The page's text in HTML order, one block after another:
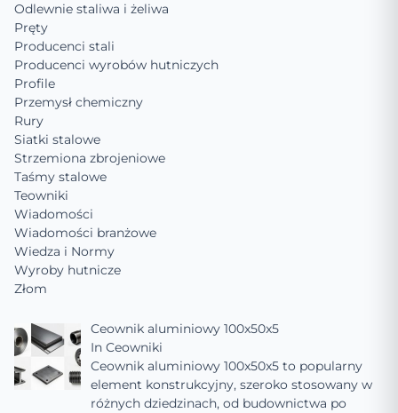
Odlewnie staliwa i żeliwa
Pręty
Producenci stali
Producenci wyrobów hutniczych
Profile
Przemysł chemiczny
Rury
Siatki stalowe
Strzemiona zbrojeniowe
Taśmy stalowe
Teowniki
Wiadomości
Wiadomości branżowe
Wiedza i Normy
Wyroby hutnicze
Złom
Ceownik aluminiowy 100x50x5
In Ceowniki
Ceownik aluminiowy 100x50x5 to popularny
element konstrukcyjny, szeroko stosowany w
różnych dziedzinach, od budownictwa po